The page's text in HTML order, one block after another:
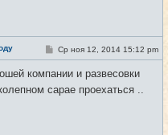
#13
С
о
б
щ
Ср ноя 12, 2014 15:12 pm
компании и развесовки
сарае проехаться ..